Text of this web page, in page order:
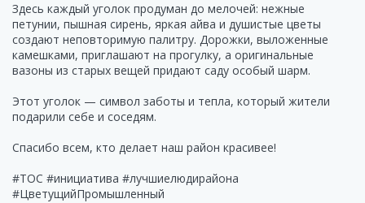
Здесь каждый уголок продуман до мелочей: нежные
петунии, пышная сирень, яркая айва и душистые цветы
создают неповторимую палитру. Дорожки, выложенные
камешками, приглашают на прогулку, а оригинальные
вазоны из старых вещей придают саду особый шарм.
Этот уголок — символ заботы и тепла, который жители
подарили себе и соседям.
Спасибо всем, кто делает наш район красивее!
#ТОС #инициатива #лучшиелюдирайона
#ЦветущийПромышленный